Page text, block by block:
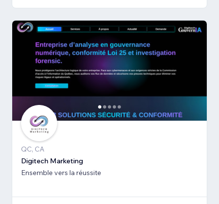
QC, CA
Digitech Marketing
Ensemble vers la réussite